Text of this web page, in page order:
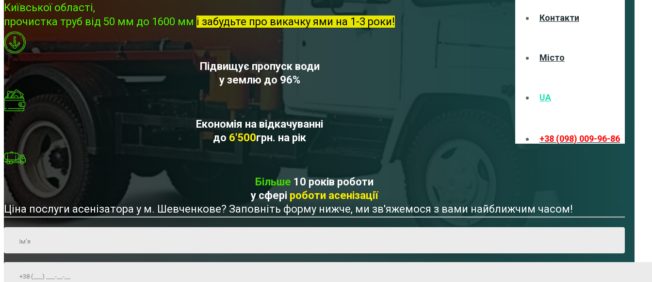
Контакти
Місто
UA
+38 (098) 009-96-86
Київської області,
прочистка труб від 50 мм до 1600 мм і забудьте про викачку ями на 1-3 роки!
Підвищує пропуск води
у землю до 96%
Економія на відкачуванні
до 6'500грн. на рік
Більше 10 років роботи
у сфері роботи асенізації
Ціна послуги асенізатора у м. Шевченкове? Заповніть форму нижче, ми зв'яжемося з вами найближчим часом!